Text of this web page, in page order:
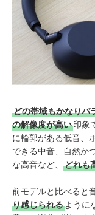
どの帯域もかなりバ
の解像度が高い印象
に輪郭がある低音、
できる中音、自然か
な高音など、
どれも
前モデルと比べると
り感じられる ように